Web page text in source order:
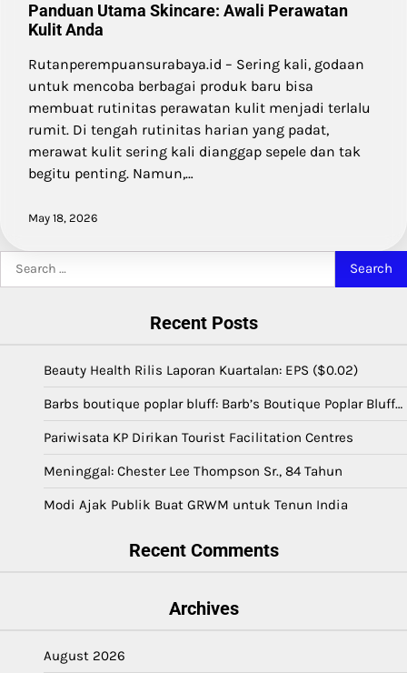
Panduan Utama Skincare: Awali Perawatan
Kulit Anda
Rutanperempuansurabaya.id – Sering kali, godaan
untuk mencoba berbagai produk baru bisa
membuat rutinitas perawatan kulit menjadi terlalu
rumit. Di tengah rutinitas harian yang padat,
merawat kulit sering kali dianggap sepele dan tak
begitu penting. Namun,…
May 18, 2026
Recent Posts
Beauty Health Rilis Laporan Kuartalan: EPS ($0.02)
Barbs boutique poplar bluff: Barb’s Boutique Poplar Bluff…
Pariwisata KP Dirikan Tourist Facilitation Centres
Meninggal: Chester Lee Thompson Sr., 84 Tahun
Modi Ajak Publik Buat GRWM untuk Tenun India
Recent Comments
Archives
August 2026